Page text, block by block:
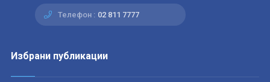
Телефон : 02 811 7777
Избрани публикации